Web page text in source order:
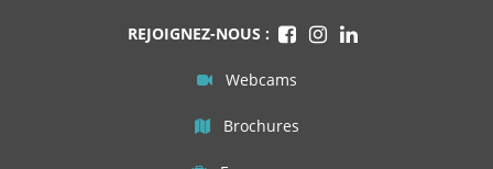
REJOIGNEZ-NOUS :
Webcams
Brochures